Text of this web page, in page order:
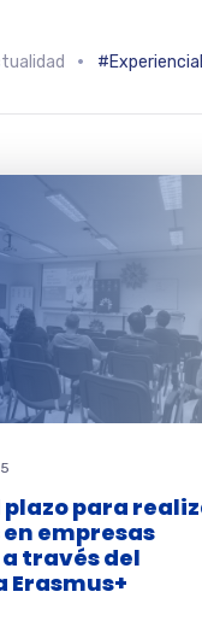
para
empresas
través del